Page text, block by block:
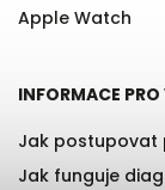
Apple Watch
INFORMACE PRO
Jak postupovat
Jak funguje